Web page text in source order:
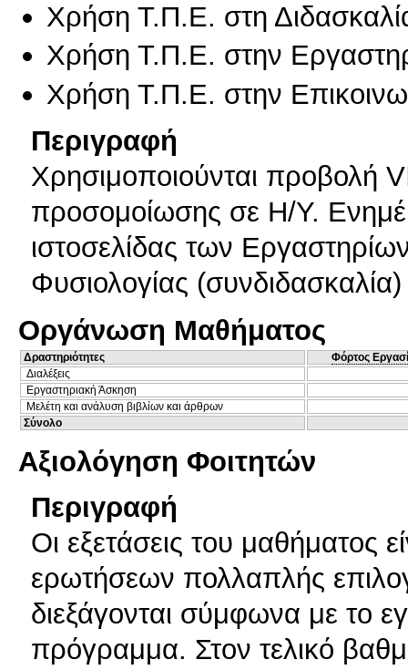
Χρήση Τ.Π.Ε. στη
Χρήση Τ.Π.Ε. στην
Χρήση Τ.Π.Ε. στην
Περιγραφή
Χρησιμοποιούνται προβολή
προσομοίωσης σε H/Y.
ιστοσελίδας των
Φυσιολογίας (συνδιδασκαλία)
Οργάνωση Μαθήματος
Δραστηριότητες
Φόρτος
Διαλέξεις
Εργαστηριακή Άσκηση
Μελέτη και ανάλυση βιβλίων και άρθρων
Σύνολο
Αξιολόγηση Φοιτητών
Περιγραφή
Οι εξετάσεις του μαθήματος
ερωτήσεων πολλαπλής
διεξάγονται σύμφωνα με το
πρόγραμμα. Στον τελικό